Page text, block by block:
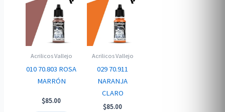
Acrilicos Vallejo
010 70.803 ROSA
MARRÓN
$85.00
Acrilicos Vallejo
029 70.911
NARANJA
CLARO
$85.00